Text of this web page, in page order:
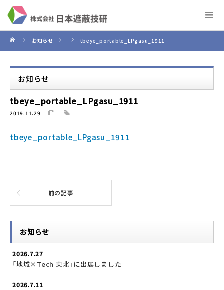
お知らせ tbeye_portable_LPgasu_1911
お知らせ
tbeye_portable_LPgasu_1911
2019.11.29
tbeye_portable_LPgasu_1911
前の記事
お知らせ
2026.7.27
「地域×Tech 東北」に出展しました
2026.7.11